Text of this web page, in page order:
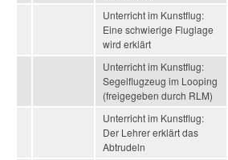
Unterricht im Kunstflug:
Eine schwierige Fluglage
wird erklärt
Unterricht im Kunstflug:
Segelflugzeug im Looping
(freigegeben durch RLM)
Unterricht im Kunstflug:
Der Lehrer erklärt das
Abtrudeln